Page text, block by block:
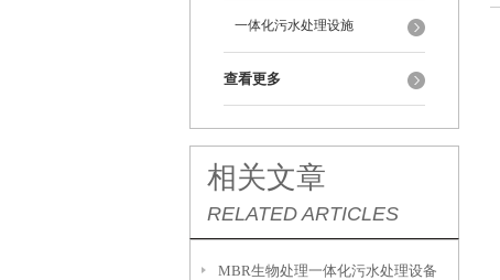
一体化污水处理设施
查看更多
相关文章
RELATED ARTICLES
MBR生物处理一体化污水处理设备